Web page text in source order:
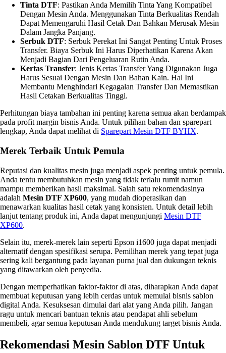
Tinta DTF: Pastikan Anda Memilih Tinta Yang Kompatibel
Dengan Mesin Anda. Menggunakan Tinta Berkualitas Rendah
Dapat Memengaruhi Hasil Cetak Dan Bahkan Merusak Mesin
Dalam Jangka Panjang.
Serbuk DTF: Serbuk Perekat Ini Sangat Penting Untuk Proses
Transfer. Biaya Serbuk Ini Harus Diperhatikan Karena Akan
Menjadi Bagian Dari Pengeluaran Rutin Anda.
Kertas Transfer: Jenis Kertas Transfer Yang Digunakan Juga
Harus Sesuai Dengan Mesin Dan Bahan Kain. Hal Ini
Membantu Menghindari Kegagalan Transfer Dan Memastikan
Hasil Cetakan Berkualitas Tinggi.
Perhitungan biaya tambahan ini penting karena semua akan berdampak
pada profit margin bisnis Anda. Untuk pilihan bahan dan sparepart
lengkap, Anda dapat melihat di Sparepart Mesin DTF BYHX.
Merek Terbaik Untuk Pemula
Reputasi dan kualitas mesin juga menjadi aspek penting untuk pemula.
Anda tentu membutuhkan mesin yang tidak terlalu rumit namun
mampu memberikan hasil maksimal. Salah satu rekomendasinya
adalah Mesin DTF XP600, yang mudah dioperasikan dan
menawarkan kualitas hasil cetak yang konsisten. Untuk detail lebih
lanjut tentang produk ini, Anda dapat mengunjungi Mesin DTF
XP600.
Selain itu, merek-merek lain seperti Epson i1600 juga dapat menjadi
alternatif dengan spesifikasi serupa. Pemilihan merek yang tepat juga
sering kali bergantung pada layanan purna jual dan dukungan teknis
yang ditawarkan oleh penyedia.
Dengan memperhatikan faktor-faktor di atas, diharapkan Anda dapat
membuat keputusan yang lebih cerdas untuk memulai bisnis sablon
digital Anda. Kesuksesan dimulai dari alat yang Anda pilih. Jangan
ragu untuk mencari bantuan teknis atau pendapat ahli sebelum
membeli, agar semua keputusan Anda mendukung target bisnis Anda.
Rekomendasi Mesin Sablon DTF Untuk